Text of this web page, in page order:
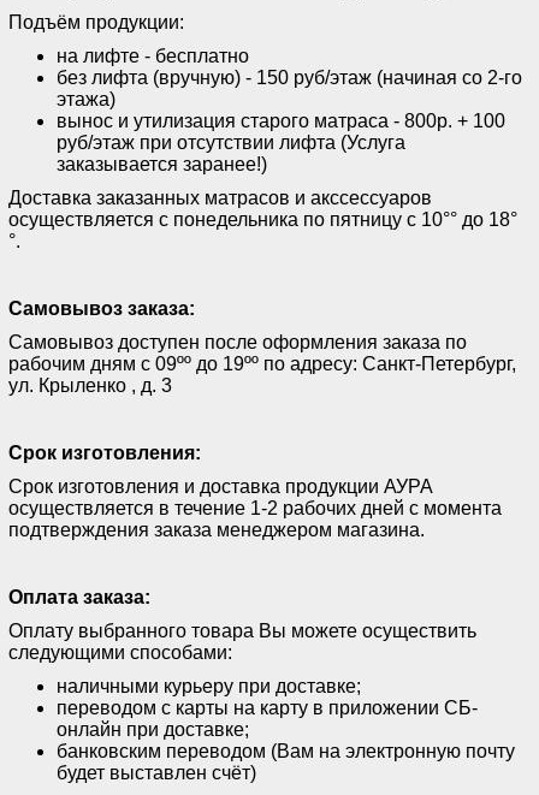
Подъём продукции:
на лифте - бесплатно
без лифта (вручную) - 150 руб/этаж (начиная со 2-го
этажа)
вынос и утилизация старого матраса - 800р. + 100
руб/этаж при отсутствии лифта (Услуга
заказывается заранее!)
Доставка заказанных матрасов и акссессуаров
осуществляется с понедельника по пятницу с 10°° до 18°
°.
Самовывоз заказа:
Самовывоз доступен после оформления заказа по
рабочим дням с 09ºº до 19ºº по адресу: Санкт-Петербург,
ул. Крыленко , д. 3
Срок изготовления:
Срок изготовления и доставка продукции АУРА
осуществляется в течение 1-2 рабочих дней с момента
подтверждения заказа менеджером магазина.
Оплата заказа:
Оплату выбранного товара Вы можете осуществить
следующими способами:
наличными курьеру при доставке;
переводом с карты на карту в приложении СБ-
онлайн при доставке;
банковским переводом (Вам на электронную почту
будет выставлен счёт)